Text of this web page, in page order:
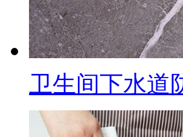
卫生间下水道